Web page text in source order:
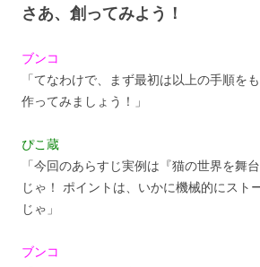
さあ、創ってみよう！
ブンコ
「てなわけで、まず最初は以上の手順を
作ってみましょう！」
ぴこ蔵
「今回のあらすじ実例は『猫の世界を舞
じゃ！ ポイントは、いかに機械的にスト
じゃ」
ブンコ